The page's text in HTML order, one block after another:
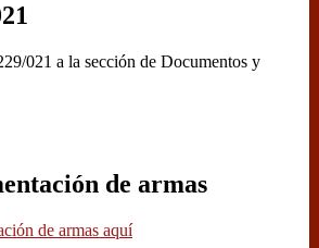
021 a la sección de Documentos y
de armas
de armas aquí